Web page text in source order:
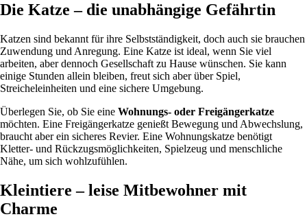
Die Katze – die unabhängige Gefährtin
Katzen sind bekannt für ihre Selbstständigkeit, doch auch sie brauchen
Zuwendung und Anregung. Eine Katze ist ideal, wenn Sie viel
arbeiten, aber dennoch Gesellschaft zu Hause wünschen. Sie kann
einige Stunden allein bleiben, freut sich aber über Spiel,
Streicheleinheiten und eine sichere Umgebung.
Überlegen Sie, ob Sie eine Wohnungs- oder Freigängerkatze
möchten. Eine Freigängerkatze genießt Bewegung und Abwechslung,
braucht aber ein sicheres Revier. Eine Wohnungskatze benötigt
Kletter- und Rückzugsmöglichkeiten, Spielzeug und menschliche
Nähe, um sich wohlzufühlen.
Kleintiere – leise Mitbewohner mit
Charme